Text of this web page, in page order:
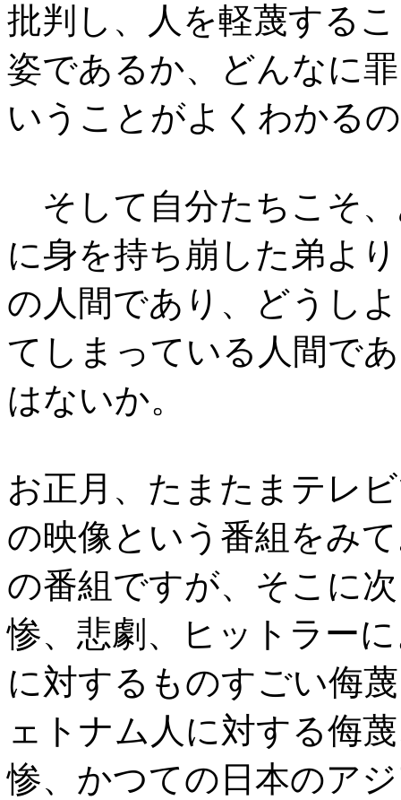
批判し、人を軽蔑する
姿であるか、どんなに
いうことがよくわかる
そして自分たちこそ
に身を持ち崩した弟よ
の人間であり、どうし
てしまっている人間で
はないか。
お正月、たまたまテレ
の映像という番組をみ
の番組ですが、そこに
惨、悲劇、ヒットラー
に対するものすごい侮
ェトナム人に対する侮
惨、かつての日本のア